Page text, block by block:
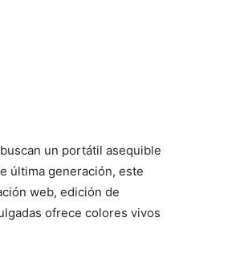
un portátil asequible
última generación, este
web, edición de
ofrece colores vivos